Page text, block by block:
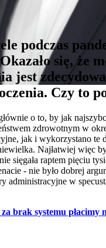
podczas
się, że
jest
Czy to
o to, by jak
zdrowotnym w
jak i wykorzystano te
Najłatwiej więc
sięgała raptem pięciu
- nie było dobrej
administracyjne w
brak systemu płacimy